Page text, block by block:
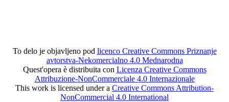
To delo je objavljeno pod licenco Creative Commons Priznanje
avtorstva-Nekomercialno 4.0 Mednarodna
Quest'opera è distribuita con Licenza Creative Commons
Attribuzione-NonCommerciale 4.0 Internazionale
This work is licensed under a Creative Commons Attribution-
NonCommercial 4.0 International